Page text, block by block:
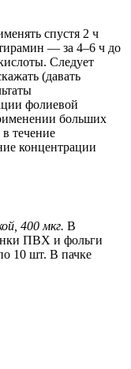
спустя 2 ч
— за 4–6 ч до
Следует
(давать
фолиевой
больших
течение
концентрации
400 мкг. В
ПВХ и фольги
10 шт. В пачке